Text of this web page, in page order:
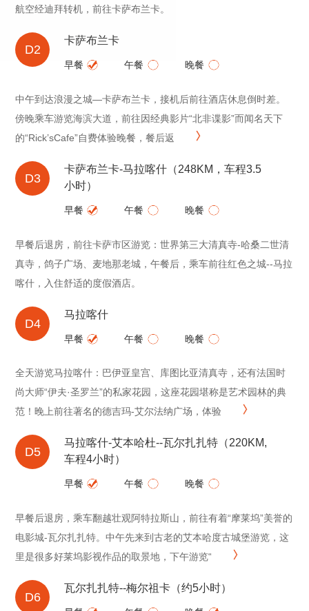
航空经迪拜转机，前往卡萨布兰卡。
D2
卡萨布兰卡
早餐 午餐 晚餐
中午到达浪漫之城—卡萨布兰卡，接机后前往酒店休息倒时差。
傍晚乘车游览海滨大道，前往因经典影片“北非谍影”而闻名天下
的“Rick’sCafe”自费体验晚餐，餐后返
D3
卡萨布兰卡-马拉喀什（248KM，车程3.5
小时）
早餐 午餐 晚餐
早餐后退房，前往卡萨市区游览：世界第三大清真寺-哈桑二世清
真寺，鸽子广场、麦地那老城，午餐后，乘车前往红色之城--马拉
喀什，入住舒适的度假酒店。
D4
马拉喀什
早餐 午餐 晚餐
全天游览马拉喀什：巴伊亚皇宫、库图比亚清真寺，还有法国时
尚大师“伊夫·圣罗兰”的私家花园，这座花园堪称是艺术园林的典
范！晚上前往著名的德吉玛-艾尔法纳广场，体验
D5
马拉喀什-艾本哈杜--瓦尔扎扎特（220KM,
车程4小时）
早餐 午餐 晚餐
早餐后退房，乘车翻越壮观阿特拉斯山，前往有着“摩莱坞”美誉的
电影城-瓦尔扎扎特。中午先来到古老的艾本哈度古城堡游览，这
里是很多好莱坞影视作品的取景地，下午游览“
D6
瓦尔扎扎特--梅尔祖卡（约5小时）